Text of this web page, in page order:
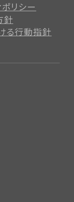
ポリシー
針
る行動指針